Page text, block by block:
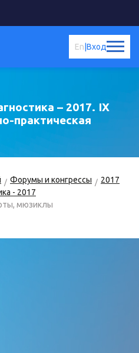
Вход
En
– 2017. IX
практическая
Форумы и конгрессы
2017
- 2017
мюзиклы